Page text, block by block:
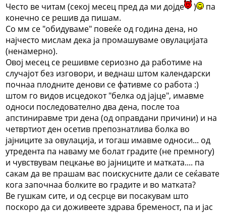
Често ве читам (секој месец пред да ми дојде
)
па
конечно се решив да пишам.
Со мм се "обидуваме" повеќе од година дена, но
најчесто мислам дека ја промашуваме овулацијата
(ненамерно).
Овој месец се решивме сериозно да работиме на
случајот без изговори, и веднаш штом календарски
почнаа плодните денови се фативме со работа :)
штом го видов исцедокот "белка од јајце", имавме
односи последователно два дена, после тоа
апстиниравме три дена (од оправдани причини) и на
четвртиот ден осетив препознатлива болка во
јајниците за овулација, и тогаш имавме односи... од
утредента па наваму ме болат градите (не премногу)
и чувствувам пецкање во јајниците и матката.... па
сакам да ве прашам вас поискусните дали се сеќавате
кога започнаа болките во градите и во матката?
Ве гушкам сите, и од сесрце ви посакувам што
поскоро да си доживеете здрава бременост, па и јас